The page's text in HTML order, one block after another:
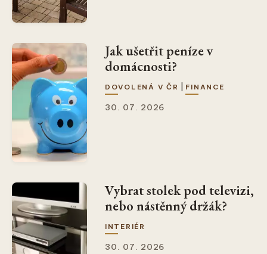
Jak ušetřit peníze v
domácnosti?
DOVOLENÁ V ČR FINANCE
30. 07. 2026
Vybrat stolek pod televizi,
nebo nástěnný držák?
INTERIÉR
30. 07. 2026